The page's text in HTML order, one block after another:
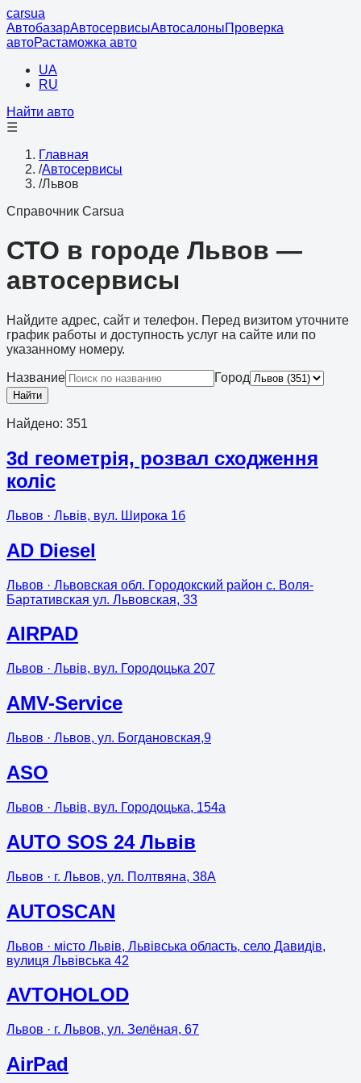
carsua
АвтобазарАвтосервисыАвтосалоныПроверка
автоРастаможка авто
UA
RU
Найти авто
☰
Главная
/Автосервисы
/Львов
Справочник Carsua
СТО в городе Львов —
автосервисы
Найдите адрес, сайт и телефон. Перед визитом уточните
график работы и доступность услуг на сайте или по
указанному номеру.
Название Город
Найти
Найдено: 351
3d геометрія, розвал сходження
коліс
Львов · Львів, вул. Широка 1б
AD Diesel
Львов · Львовская обл. Городокский район с. Воля-
Бартативская ул. Львовская, 33
AIRPAD
Львов · Львів, вул. Городоцька 207
AMV-Service
Львов · Львов, ул. Богдановская,9
ASO
Львов · Львів, вул. Городоцька, 154а
AUTO SOS 24 Львів
Львов · г. Львов, ул. Полтвяна, 38А
AUTOSCAN
Львов · місто Львів, Львівська область, село Давидів,
вулиця Львівська 42
AVTOHOLOD
Львов · г. Львов, ул. Зелёная, 67
AirPad